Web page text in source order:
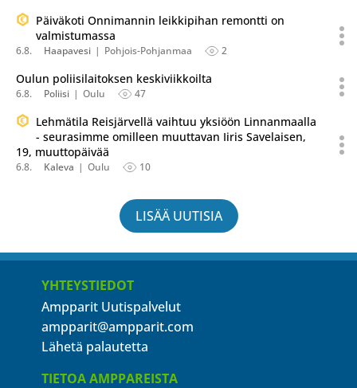
Päiväkoti Onnimannin leikkipihan remontti on
valmistumassa
6.8. Haapavesi Pohjois-Pohjanmaa 2
Oulun poliisilaitoksen keskiviikkoilta
6.8. Poliisi Oulu 47
Lehmätila Reisjärvellä vaihtuu yksiöön Linnanmaalla
- seurasimme omilleen muuttavan Iiris Savelaisen,
19, muuttopäivää
6.8. Kaleva Oulu 10
LISÄÄ UUTISIA
YHTEYSTIEDOT
Ampparit Uutispalvelut
ampparit@ampparit.com
Lähetä palautetta
TIETOA AMPPAREISTA